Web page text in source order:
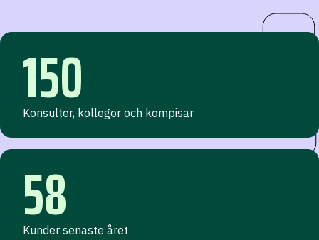
150
Konsulter, kollegor och kompisar
58
Kunder senaste året